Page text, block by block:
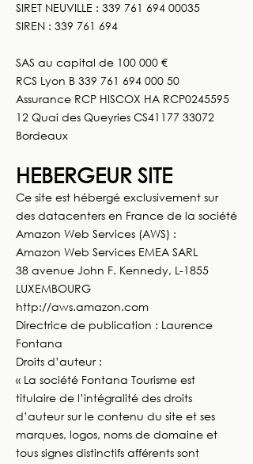
SIRET NEUVILLE : 339 761 694 00035
SIREN : 339 761 694
SAS au capital de 100 000 €
RCS Lyon B 339 761 694 000 50
Assurance RCP HISCOX HA RCP0245595
12 Quai des Queyries CS41177 33072
Bordeaux
HEBERGEUR SITE
Ce site est hébergé exclusivement sur
des datacenters en France de la société
Amazon Web Services (AWS) :
Amazon Web Services EMEA SARL
38 avenue John F. Kennedy, L-1855
LUXEMBOURG
http://aws.amazon.com
Directrice de publication : Laurence
Fontana
Droits d’auteur :
« La société Fontana Tourisme est
titulaire de l’intégralité des droits
d’auteur sur le contenu du site et ses
marques, logos, noms de domaine et
tous signes distinctifs afférents sont